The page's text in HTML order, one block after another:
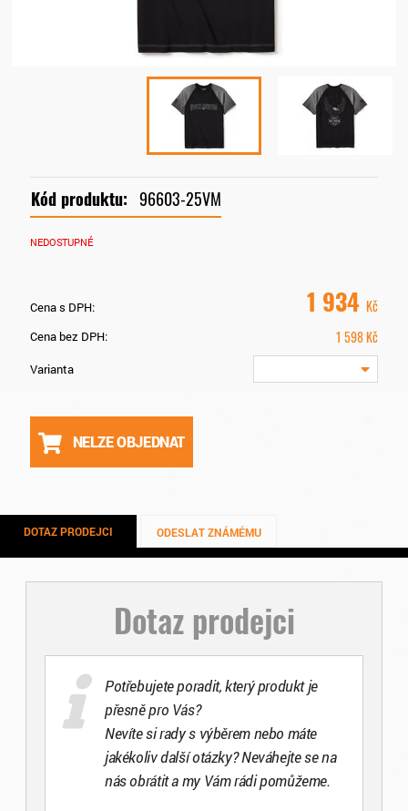
Kód produktu: 96603-25VM
NEDOSTUPNÉ
Cena s DPH: 1 934 Kč
Cena bez DPH: 1 598Kč
Varianta
NELZE OBJEDNAT
DOTAZ PRODEJCI ODESLAT ZNÁMÉMU
Dotaz prodejci
Potřebujete poradit, který produkt je
přesně pro Vás?
Nevíte si rady s výběrem nebo máte
jakékoliv další otázky? Neváhejte se na
nás obrátit a my Vám rádi pomůžeme.